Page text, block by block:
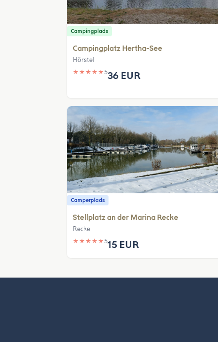
Campingplads
Campingplatz Hertha-See
Hörstel
★ ★ ★ ★ ★536 EUR
Camperplads
Stellplatz an der Marina Recke
Recke
★ ★ ★ ★ ★515 EUR